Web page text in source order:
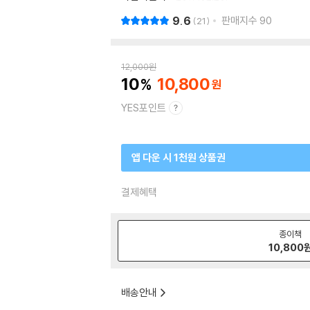
9.6 21 판매지수 90
12,000원
10 10,800
YES포인트
앱 다운 시 1천원 상품권
결제혜택
종이책
10,800
배송안내